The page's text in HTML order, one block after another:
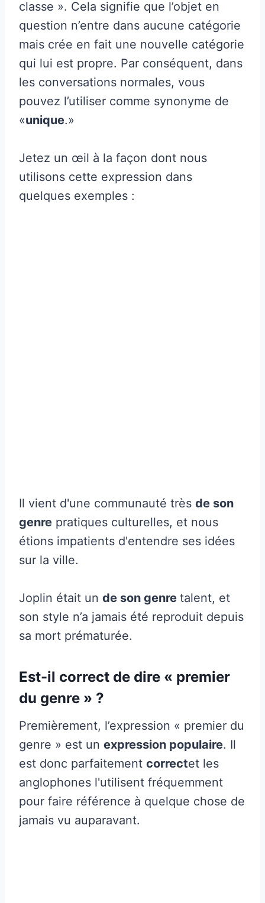
classe ». Cela signifie que l’objet en
question n’entre dans aucune catégorie
mais crée en fait une nouvelle catégorie
qui lui est propre. Par conséquent, dans
les conversations normales, vous
pouvez l’utiliser comme synonyme de
«unique.»
Jetez un œil à la façon dont nous
utilisons cette expression dans
quelques exemples :
Il vient d'une communauté très de son
genre pratiques culturelles, et nous
étions impatients d'entendre ses idées
sur la ville.
Joplin était un de son genre talent, et
son style n’a jamais été reproduit depuis
sa mort prématurée.
Est-il correct de dire « premier
du genre » ?
Premièrement, l’expression « premier du
genre » est un expression populaire. Il
est donc parfaitement correctet les
anglophones l'utilisent fréquemment
pour faire référence à quelque chose de
jamais vu auparavant.